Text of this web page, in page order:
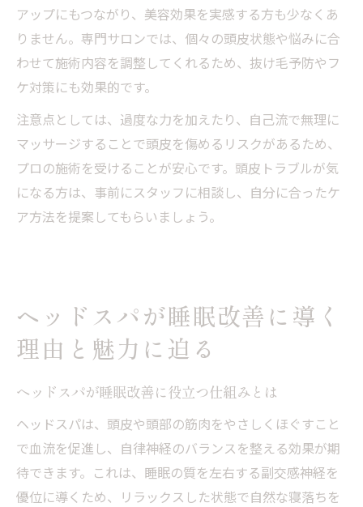
アップにもつながり、美容効果を実感する方も少なくあ
りません。専門サロンでは、個々の頭皮状態や悩みに合
わせて施術内容を調整してくれるため、抜け毛予防やフ
ケ対策にも効果的です。
注意点としては、過度な力を加えたり、自己流で無理に
マッサージすることで頭皮を傷めるリスクがあるため、
プロの施術を受けることが安心です。頭皮トラブルが気
になる方は、事前にスタッフに相談し、自分に合ったケ
ア方法を提案してもらいましょう。
ヘッドスパが睡眠改善に導く
理由と魅力に迫る
ヘッドスパが睡眠改善に役立つ仕組みとは
ヘッドスパは、頭皮や頭部の筋肉をやさしくほぐすこと
で血流を促進し、自律神経のバランスを整える効果が期
待できます。これは、睡眠の質を左右する副交感神経を
優位に導くため、リラックスした状態で自然な寝落ちを